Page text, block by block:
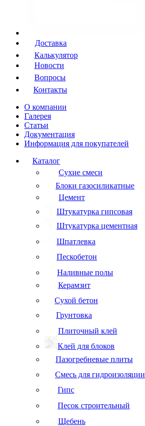
Доставка
Калькулятор
Новости
Вопросы
Контакты
О компании
Галерея
Статьи
Документация
Информация для покупателей
Каталог
Сухие смеси
Блоки газосиликатные
Цемент
Штукатурка гипсовая
Штукатурка цементная
Шпатлевка
Пескобетон
Наливные полы
Керамзит
Сухой бетон
Грунтовка
Плиточный клей
Клей для блоков
Пазогребневые плиты
Смесь для гидроизоляции
Гипс
Песок строительный
Щебень